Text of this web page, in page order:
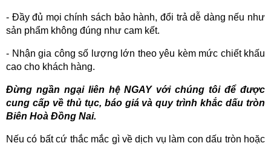
- Đầy đủ mọi chính sách bảo hành, đổi trả dễ dàng nếu như
sản phẩm không đúng như cam kết.
- Nhận gia công số lượng lớn theo yêu kèm mức chiết khấu
cao cho khách hàng.
Đừng ngần ngại liên hệ NGAY với chúng tôi để được
cung cấp về thủ tục, báo giá và quy trình khắc dấu tròn
Biên Hoà Đồng Nai.
Nếu có bất cứ thắc mắc gì về dịch vụ làm con dấu tròn hoặc